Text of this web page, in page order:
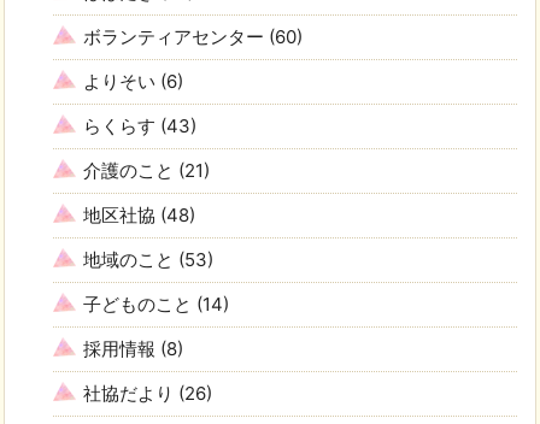
ボランティアセンター (60)
よりそい (6)
らくらす (43)
介護のこと (21)
地区社協 (48)
地域のこと (53)
子どものこと (14)
採用情報 (8)
社協だより (26)